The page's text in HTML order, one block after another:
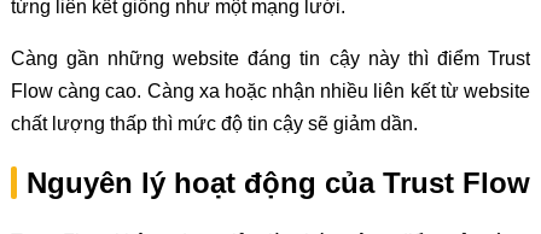
từng liên kết giống như một mạng lưới.
Càng gần những website đáng tin cậy này thì điểm Trust
Flow càng cao. Càng xa hoặc nhận nhiều liên kết từ website
chất lượng thấp thì mức độ tin cậy sẽ giảm dần.
Nguyên lý hoạt động của Trust Flow